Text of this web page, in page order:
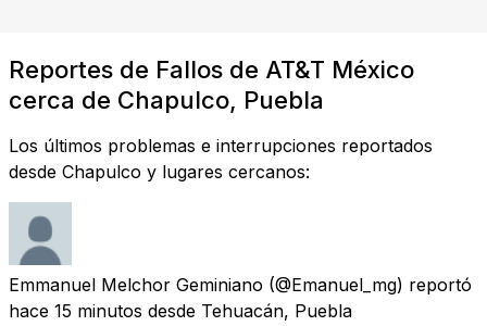
Reportes de Fallos de AT&T México
cerca de Chapulco, Puebla
Los últimos problemas e interrupciones reportados
desde Chapulco y lugares cercanos:
Emmanuel Melchor Geminiano (@Emanuel_mg) reportó
hace 15 minutos desde Tehuacán, Puebla